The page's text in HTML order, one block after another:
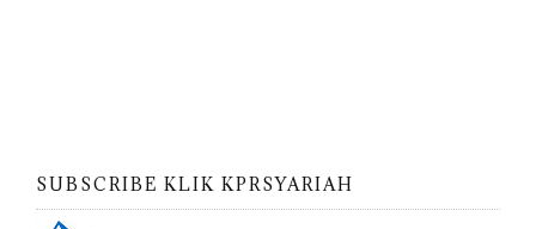
SUBSCRIBE KLIK KPRSYARIAH